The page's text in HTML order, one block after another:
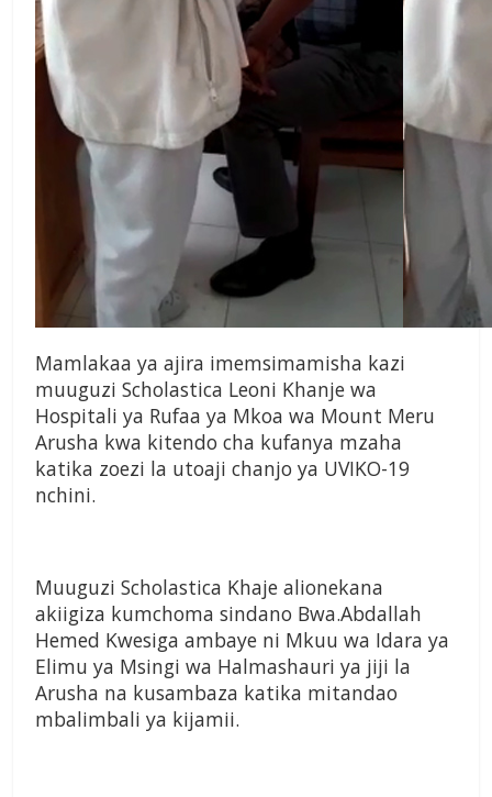
Mamlakaa ya ajira imemsimamisha kazi
muuguzi Scholastica Leoni Khanje wa
Hospitali ya Rufaa ya Mkoa wa Mount Meru
Arusha kwa kitendo cha kufanya mzaha
katika zoezi la utoaji chanjo ya UVIKO-19
nchini.
Muuguzi Scholastica Khaje alionekana
akiigiza kumchoma sindano Bwa.Abdallah
Hemed Kwesiga ambaye ni Mkuu wa Idara ya
Elimu ya Msingi wa Halmashauri ya jiji la
Arusha na kusambaza katika mitandao
mbalimbali ya kijamii.